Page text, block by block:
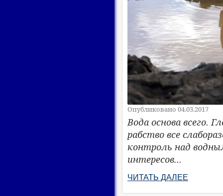
Опубликовано 04.03.2017
Вода основа всего.
рабство все
контроль над
интересов...
ЧИТАТЬ ДАЛЕЕ